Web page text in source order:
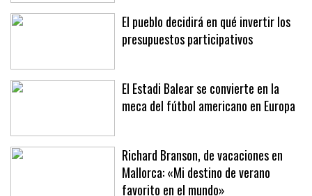
El pueblo decidirá en qué invertir los
El Estadi Balear se convierte en la
Richard Branson, de vacaciones en